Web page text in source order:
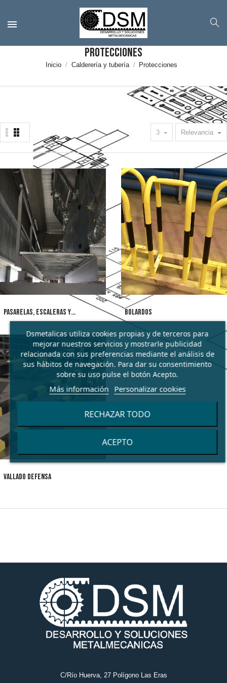
Protecciones
Inicio Calderería y tubería Protecciones
3 Relevancia
PASARELAS, ESCALERAS Y
BARANDADOS.
BOLARDOS
VALLADO DEFENSA
C/Río Huerva, 27 Polígono Las Eras
Dsmetalicas utiliza cookies propias y de terceros para
mejorar nuestros servicios y mostrarle publicidad
relacionada con sus preferencias mediante el análisis de
sus hábitos de navegación. Para dar su consentimiento
sobre su uso pulse el botón Acepto.
Más información Personalizar cookies
RECHAZAR TODO
ACEPTO